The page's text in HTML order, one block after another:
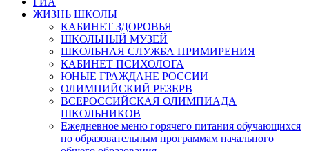
ЖИЗНЬ ШКОЛЫ
КАБИНЕТ ЗДОРОВЬЯ
ШКОЛЬНЫЙ МУЗЕЙ
ШКОЛЬНАЯ СЛУЖБА ПРИМИРЕНИЯ
КАБИНЕТ ПСИХОЛОГА
ЮНЫЕ ГРАЖДАНЕ РОССИИ
ОЛИМПИЙСКИЙ РЕЗЕРВ
ВСЕРОССИЙСКАЯ ОЛИМПИАДА
ШКОЛЬНИКОВ
Ежедневное меню горячего питания обучающихся
по образовательным программам начального